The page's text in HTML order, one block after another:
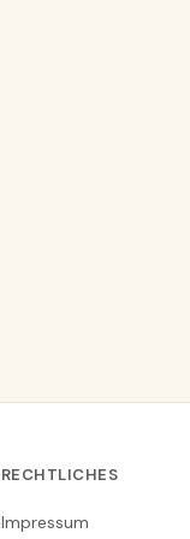
RECHTLICHES
Impressum